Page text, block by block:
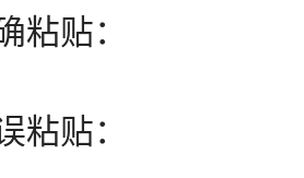
贴：
贴：